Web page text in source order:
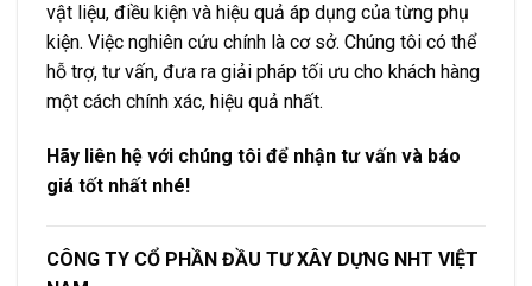
vật liệu, điều kiện và hiệu quả áp dụng của từng phụ
kiện. Việc nghiên cứu chính là cơ sở. Chúng tôi có thể
hỗ trợ, tư vấn, đưa ra giải pháp tối ưu cho khách hàng
một cách chính xác, hiệu quả nhất.
Hãy liên hệ với chúng tôi để nhận tư vấn và báo
giá tốt nhất nhé!
CÔNG TY CỔ PHẦN ĐẦU TƯ XÂY DỰNG NHT VIỆT